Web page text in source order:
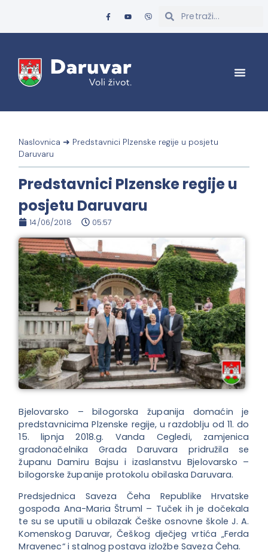
Naslovnica ➜ Predstavnici Plzenske regije u posjetu
Daruvaru
Predstavnici Plzenske regije u
posjetu Daruvaru
14/06/2018 05:57
Bjelovarsko – bilogorska županija domaćin je
predstavnicima Plzenske regije, u razdoblju od 11. do
15. lipnja 2018.g. Vanda Cegledi, zamjenica
gradonačelnika Grada Daruvara pridružila se
županu Damiru Bajsu i izaslanstvu Bjelovarsko –
bilogorske županije protokolu obilaska Daruvara.
Predsjednica Saveza Čeha Republike Hrvatske
gospođa Ana-Maria Štruml – Tuček ih je dočekala
te su se uputili u obilazak Češke osnovne škole J. A.
Komenskog Daruvar, Češkog dječjeg vrtića „Ferda
Mravenec“ i stalnog postava izložbe Saveza Čeha.